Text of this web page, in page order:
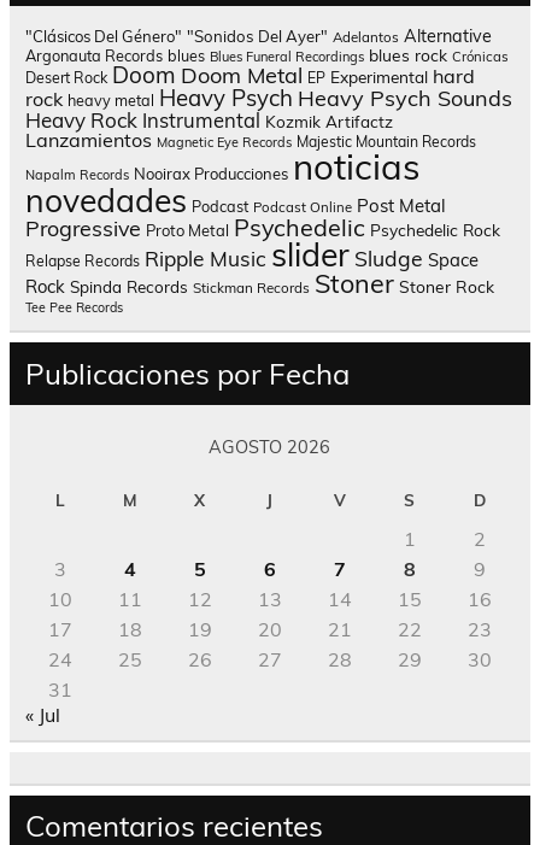
"Clásicos Del Género" "Sonidos Del Ayer" Adelantos Alternative
Argonauta Records blues Blues Funeral Recordings blues rock Crónicas
Desert Rock Doom Doom Metal EP Experimental hard
rock heavy metal Heavy Psych Heavy Psych Sounds
Heavy Rock Instrumental Kozmik Artifactz
Lanzamientos Magnetic Eye Records Majestic Mountain Records
Napalm Records Nooirax Producciones noticias
novedades Podcast Podcast Online Post Metal
Progressive Proto Metal Psychedelic Psychedelic Rock
Relapse Records Ripple Music slider Sludge Space
Rock Spinda Records Stickman Records Stoner Stoner Rock
Tee Pee Records
Publicaciones por Fecha
AGOSTO 2026
L M X J V S D
1
2
3
4 5 6 7 8
9
10
11 12 13 14 15
16
17
18 19 20 21 22
23
24
25 26 27 28 29
30
31
« Jul
Comentarios recientes